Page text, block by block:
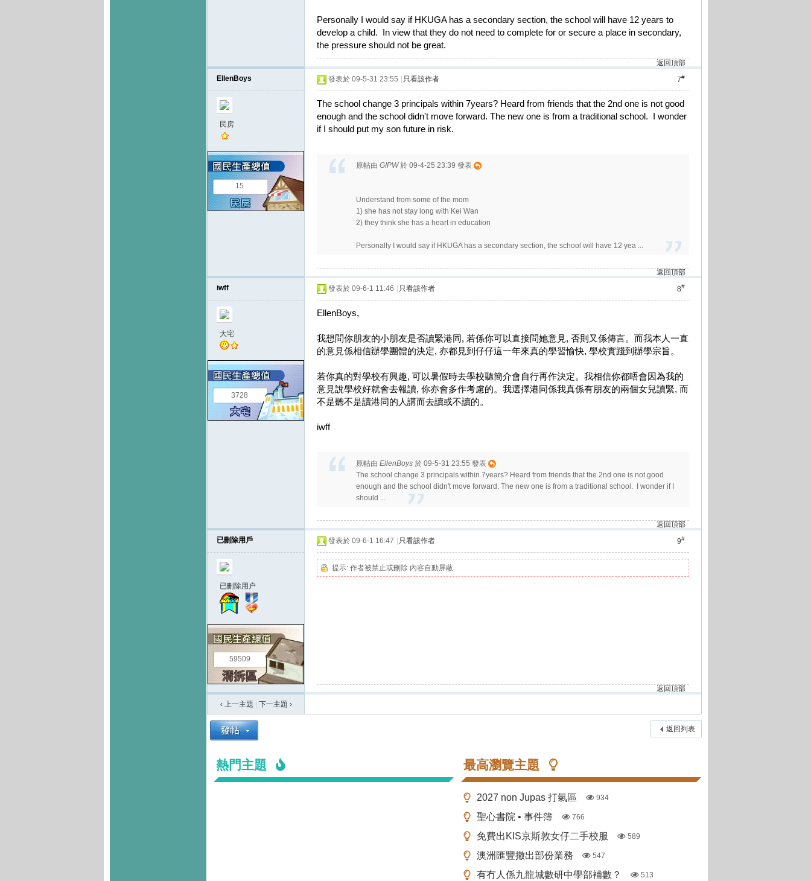
Personally I would say if HKUGA has a secondary section, the school will have 12 years to
develop a child. In view that they do not need to complete for or secure a place in secondary,
the pressure should not be great.
返回頂部
EllenBoys
民房
15
7#
發表於 09-5-31 23:55 只看該作者
The school change 3 principals within 7years? Heard from friends that the 2nd one is not good
enough and the school didn't move forward. The new one is from a traditional school. I wonder
if I should put my son future in risk.
原帖由 GIPW於 09-4-25 23:39 發表
Understand from some of the mom
1) she has not stay long with Kei Wan
2) they think she has a heart in education
Personally I would say if HKUGA has a secondary section, the school will have 12 yea ...
返回頂部
iwff
大宅
3728
8#
發表於 09-6-1 11:46 只看該作者
EllenBoys,
我想問你朋友的小朋友是否讀緊港同, 若係你可以直接問她意見, 否則又係傳言。而我本人一直
的意見係相信辦學團體的決定, 亦都見到仔仔這一年來真的學習愉快, 學校實踐到辦學宗旨。
若你真的對學校有興趣, 可以暑假時去學校聽簡介會自行再作決定。我相信你都唔會因為我的
意見說學校好就會去報讀, 你亦會多作考慮的。我選擇港同係我真係有朋友的兩個女兒讀緊, 而
不是聽不是讀港同的人講而去讀或不讀的。
iwff
原帖由 EllenBoys 於 09-5-31 23:55 發表
The school change 3 principals within 7years? Heard from friends that the 2nd one is not good
enough and the school didn't move forward. The new one is from a traditional school. I wonder if I
should ...
返回頂部
已刪除用戶
已刪除用户
59509
9#
發表於 09-6-1 16:47 只看該作者
提示: 作者被禁止或刪除 內容自動屏蔽
返回頂部
‹ 上一主題
下一主題 ›
返回列表
熱門主題 最高瀏覽主題
2027 non Jupas 打氣區 934
聖心書院 • 事件簿 766
免費出KIS京斯敦女仔二手校服 589
澳洲匯豐撤出部份業務 547
有冇人係九龍城數研中學部補數？ 513